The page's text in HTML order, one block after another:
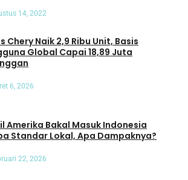
14, 2022
Chery Naik 2,9 Ribu Unit, Basis
Global Capai 18,89 Juta
6, 2026
Amerika Bakal Masuk Indonesia
Standar Lokal, Apa Dampaknya?
22, 2026